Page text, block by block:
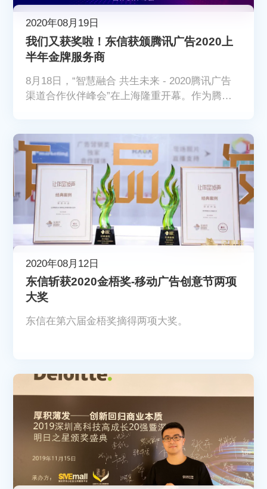
2020年08月19日
我们又获奖啦！东信获颁腾讯广告2020上
半年金牌服务商
8月18日，“智慧融合 共生未来 - 2020腾讯广告
渠道合作伙伴峰会”在上海隆重开幕。作为腾讯
腾讯广告渠道生态合作部颁发的“2020上半年腾
讯广告效果KA金牌服务商”荣誉奖项。
2020年08月12日
东信斩获2020金梧奖-移动广告创意节两项
大奖
东信在第六届金梧奖摘得两项大奖。